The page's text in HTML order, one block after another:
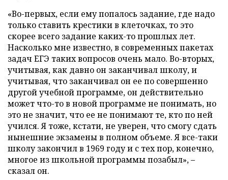
«Во-первых, если ему попалось задание, где надо
только ставить крестики в клеточках, то это
скорее всего задание каких-то прошлых лет.
Насколько мне известно, в современных пакетах
задач ЕГЭ таких вопросов очень мало. Во-вторых,
учитывая, как давно он заканчивал школу, и
учитывая, что заканчивал он ее по совершенно
другой учебной программе, он действительно
может что-то в новой программе не понимать, но
это не значит, что ее не понимают те, кто по ней
учился. Я тоже, кстати, не уверен, что смогу сдать
нынешние экзамены в полном объеме. Я все-таки
школу закончил в 1969 году и с тех пор, конечно,
многое из школьной программы позабыл», –
сказал он.